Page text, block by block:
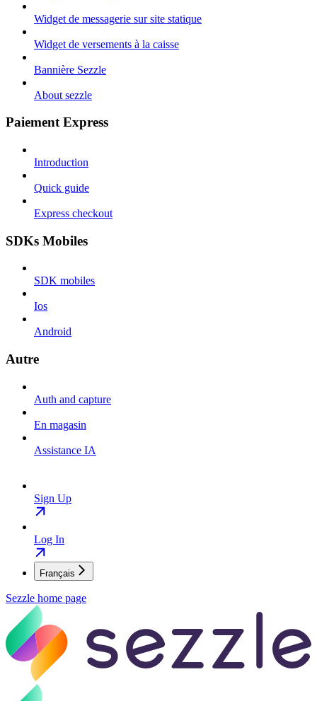
Widget de messagerie sur site statique
Widget de versements à la caisse
Bannière Sezzle
About sezzle
Paiement Express
Introduction
Quick guide
Express checkout
SDKs Mobiles
SDK mobiles
Ios
Android
Autre
Auth and capture
En magasin
Assistance IA
Sign Up
Log In
Français
Sezzle home page